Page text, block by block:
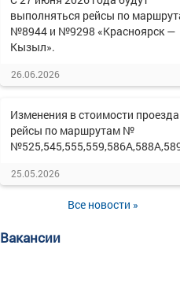
выполняться рейсы по
№8944 и №9298 «Красноярск —
Кызыл».
26.06.2026
Изменения в стоимости
рейсы по маршрутам №
25.05.2026
Все новости »
Вакансии